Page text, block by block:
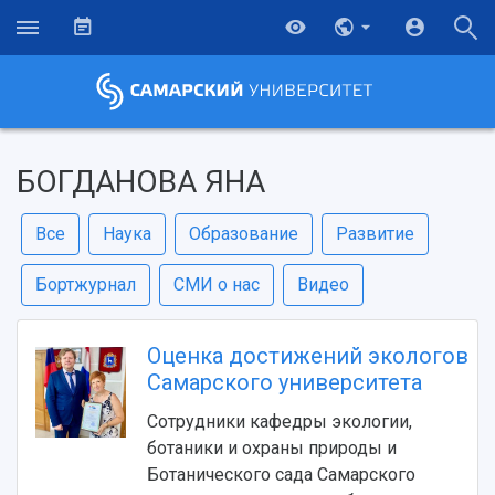
БОГДАНОВА ЯНА
Все Наука Образование Развитие
Бортжурнал СМИ о нас Видео
Оценка достижений экологов
Самарского университета
Сотрудники кафедры экологии,
ботаники и охраны природы и
Ботанического сада Самарского